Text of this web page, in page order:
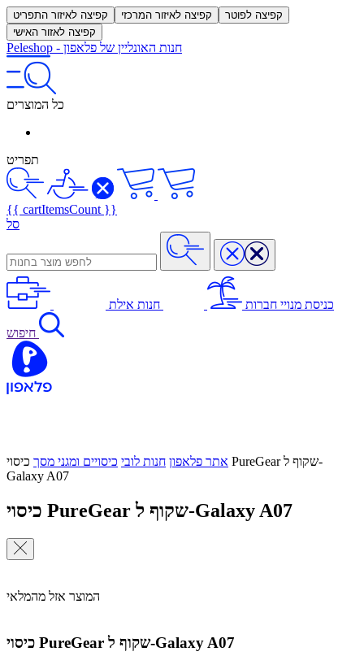
קפיצה לאיזור התפריט קפיצה לאיזור המרכזי
קפיצה לפוטר
קפיצה לאזור האישי
Peleshop - חנות האונליין של פלאפון
כל המוצרים
תפריט
{{ cartItemsCount }}
סל
כניסת מנויי חברות חנות אילת
חיפוש
אתר פלאפון חנות לובי כיסויים ומגני מסך כיסוי PureGear שקוף ל-
Galaxy A07
כיסוי PureGear שקוף ל-Galaxy A07
המוצר אזל מהמלאי
כיסוי PureGear שקוף ל-Galaxy A07